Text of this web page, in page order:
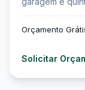
Orçamento
Solicitar